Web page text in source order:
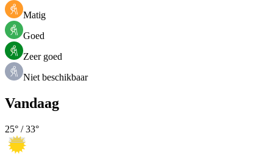
Matig
Goed
Zeer goed
Niet beschikbaar
Vandaag
25° /33°